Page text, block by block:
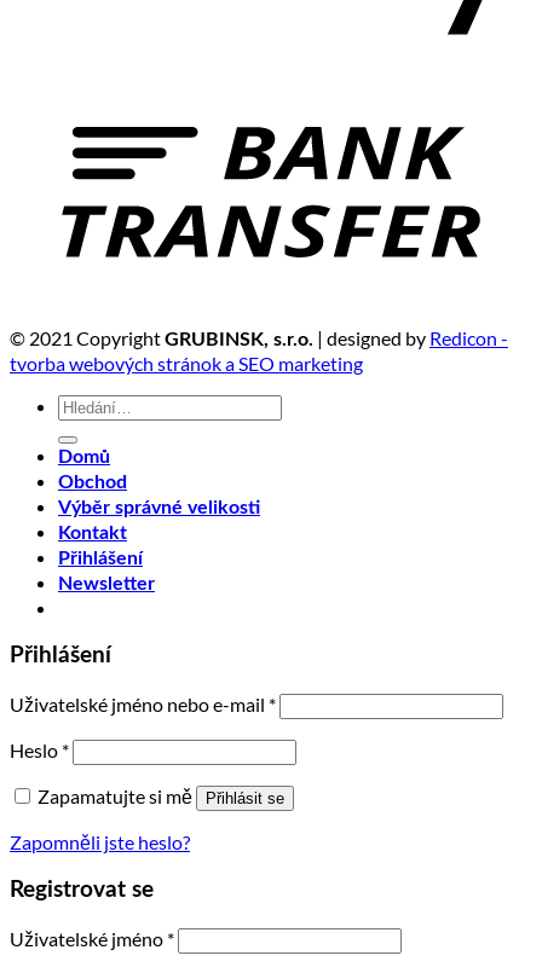
© 2021 CopyrightGRUBINSK, s.r.o. | designed by Redicon -
tvorba webových stránok a SEO marketing
Hledat:
Domů
Obchod
Výběr správné velikosti
Kontakt
Přihlášení
Newsletter
Přihlášení
Uživatelské jméno nebo e-mail *
Heslo *
Zapamatujte si mě
Přihlásit se
Zapomněli jste heslo?
Registrovat se
Uživatelské jméno *